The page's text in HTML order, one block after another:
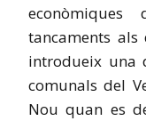
tancaments als
introdueix una
comunals del
Nou quan es